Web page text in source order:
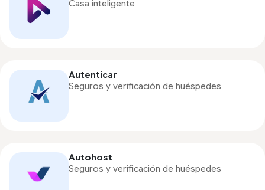
Casa inteligente
Autenticar
Seguros y verificación de huéspedes
Autohost
Seguros y verificación de huéspedes